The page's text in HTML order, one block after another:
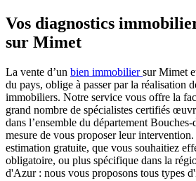
Vos diagnostics
sur Mimet
La vente d’un bien immobiliersur Mimet
du pays, oblige à passer par la réalisation
immobiliers. Notre service vous offre la
grand nombre de spécialistes certifiés
dans l’ensemble du département
mesure de vous proposer leur
estimation gratuite, que vous souhaitiez
obligatoire, ou plus spécifique dans la
d'Azur : nous vous proposons tous types